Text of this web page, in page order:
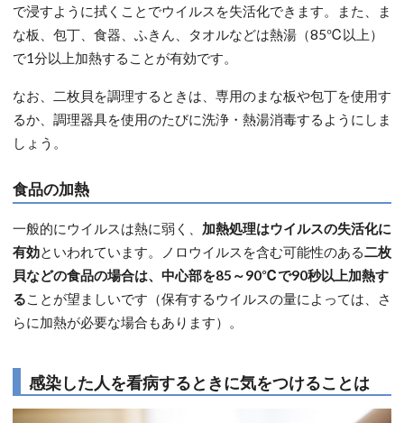
で浸すように拭くことでウイルスを失活化できます。また、ま
な板、包丁、食器、ふきん、タオルなどは熱湯（85℃以上）
で1分以上加熱することが有効です。
なお、二枚貝を調理するときは、専用のまな板や包丁を使用す
るか、調理器具を使用のたびに洗浄・熱湯消毒するようにしま
しょう。
食品の加熱
一般的にウイルスは熱に弱く、 加熱処理はウイルスの失活化に
有効といわれています。ノロウイルスを含む可能性のある二枚
貝などの食品の場合は、中心部を85～90℃で90秒以上加熱す
ることが望ましいです（保有するウイルスの量によっては、さ
らに加熱が必要な場合もあります）。
感染した人を看病するときに気をつけることは